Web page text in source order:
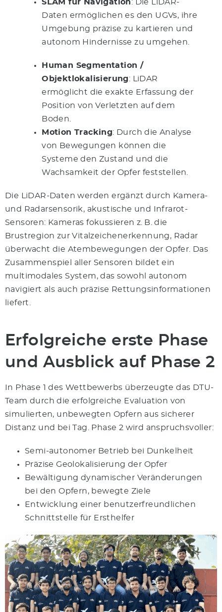
SLAM für Navigation: Die LiDAR-
Daten ermöglichen es den UGVs, ihre
Umgebung präzise zu kartieren und
autonom Hindernisse zu umgehen.
Human Segmentation /
Objektlokalisierung: LiDAR
ermöglicht die exakte Erfassung der
Position von Verletzten auf dem
Boden.
Motion Tracking: Durch die Analyse
von Bewegungen können die
Systeme den Zustand und die
Wachsamkeit der Opfer feststellen.
Die LiDAR-Daten werden ergänzt durch Kamera-
und Radarsensorik, akustische und Infrarot-
Sensoren: Kameras fokussieren z. B. die
Brustregion zur Vitalzeichenerkennung, Radar
überwacht die Atembewegungen der Opfer. Das
Zusammenspiel aller Sensoren bildet ein
multimodales System, das sowohl autonom
navigiert als auch präzise Rettungsinformationen
liefert.
Erfolgreiche erste Phase
und Ausblick auf Phase 2
In Phase 1 des Wettbewerbs überzeugte das DTU-
Team durch die erfolgreiche Evaluation von
simulierten, unbewegten Opfern aus sicherer
Distanz und bei Tag. Phase 2 wird anspruchsvoller:
Semi-autonomer Betrieb bei Dunkelheit
Präzise Geolokalisierung der Opfer
Bewältigung dynamischer Veränderungen
bei den Opfern, bewegte Ziele
Entwicklung einer benutzerfreundlichen
Schnittstelle für Ersthelfer